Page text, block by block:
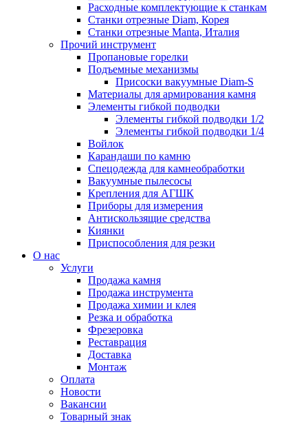
Расходные комплектующие к станкам
Станки отрезные Diam, Корея
Станки отрезные Manta, Италия
Прочий инструмент
Пропановые горелки
Подъeмные механизмы
Присоски вакуумные Diam-S
Материалы для армирования камня
Элементы гибкой подводки
Элементы гибкой подводки 1/2
Элементы гибкой подводки 1/4
Войлок
Карандаши по камню
Спецодежда для камнеобработки
Вакуумные пылесосы
Крепления для АГШК
Приборы для измерения
Антискользящие средства
Киянки
Приспособления для резки
О нас
Услуги
Продажа камня
Продажа инструмента
Продажа химии и клея
Резка и обработка
Фрезеровка
Реставрация
Доставка
Монтаж
Оплата
Новости
Вакансии
Товарный знак